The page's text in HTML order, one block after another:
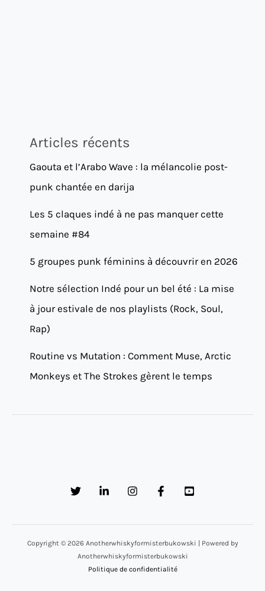
Articles récents
Gaouta et l’Arabo Wave : la mélancolie post-
punk chantée en darija
Les 5 claques indé à ne pas manquer cette
semaine #84
5 groupes punk féminins à découvrir en 2026
Notre sélection Indé pour un bel été : La mise
à jour estivale de nos playlists (Rock, Soul,
Rap)
Routine vs Mutation : Comment Muse, Arctic
Monkeys et The Strokes gèrent le temps
Copyright © 2026 Anotherwhiskyformisterbukowski | Powered by
Anotherwhiskyformisterbukowski
Politique de confidentialité